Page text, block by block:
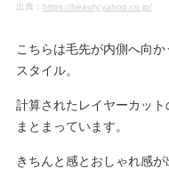
出典： https://beauty.yahoo.co.jp/
こちらは毛先が内側へ向
スタイル。
計算されたレイヤーカッ
まとまっています。
きちんと感とおしゃれ感